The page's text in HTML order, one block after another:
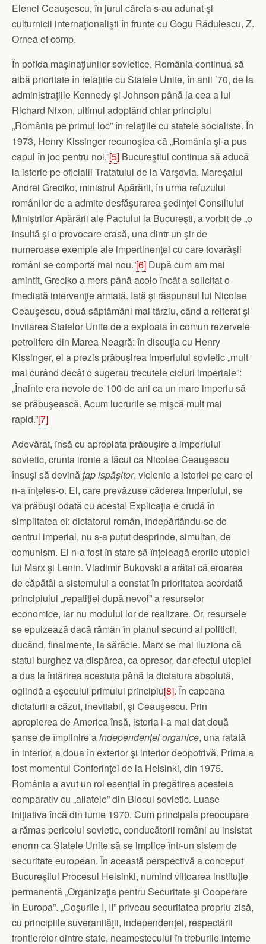
Elenei Ceauşescu, în jurul căreia s-au adunat şi
culturnicii internaţionalişti în frunte cu Gogu Rădulescu, Z.
Ornea et comp.
În pofida maşinaţiunilor sovietice, România continua să
aibă prioritate în relaţiile cu Statele Unite, în anii ’70, de la
administraţiile Kennedy şi Johnson până la cea a lui
Richard Nixon, ultimul adoptând chiar principiul
„România pe primul loc” în relaţiile cu statele socialiste. În
1973, Henry Kissinger recunoştea că „România şi-a pus
capul în joc pentru noi.”[5] Bucureştiul continua să aducă
la isterie pe oficialii Tratatului de la Varşovia. Mareşalul
Andrei Greciko, ministrul Apărării, în urma refuzului
românilor de a admite desfăşurarea şedinţei Consiliului
Miniştrilor Apărării ale Pactului la Bucureşti, a vorbit de „o
insultă şi o provocare crasă, una dintr-un şir de
numeroase exemple ale impertinenţei cu care tovarăşii
români se comportă mai nou.”[6] După cum am mai
amintit, Greciko a mers până acolo încât a solicitat o
imediată intervenţie armată. Iată şi răspunsul lui Nicolae
Ceauşescu, două săptămâni mai târziu, când a reiterat şi
invitarea Statelor Unite de a exploata în comun rezervele
petrolifere din Marea Neagră: în discuţia cu Henry
Kissinger, el a prezis prăbuşirea imperiului sovietic „mult
mai curând decât o sugerau trecutele cicluri imperiale”:
„Înainte era nevoie de 100 de ani ca un mare imperiu să
se prăbuşească. Acum lucrurile se mişcă mult mai
rapid.”[7]
Adevărat, însă cu apropiata prăbuşire a imperiului
sovietic, crunta ironie a făcut ca Nicolae Ceauşescu
însuşi să devinăţap ispăşitor, viclenie a istoriei pe care el
n-a înţeles-o. El, care prevăzuse căderea imperiului, se
va prăbuşi odată cu acesta! Explicaţia e crudă în
simplitatea ei: dictatorul român, îndepărtându-se de
centrul imperial, nu s-a putut desprinde, simultan, de
comunism. El n-a fost în stare să înţeleagă erorile utopiei
lui Marx şi Lenin. Vladimir Bukovski a arătat că eroarea
de căpătâi a sistemului a constat în prioritatea acordată
principiului „repatiţiei după nevoi” a resurselor
economice, iar nu modului lor de realizare. Or, resursele
se epuizează dacă rămân în planul secund al politicii,
ducând, finalmente, la sărăcie. Marx se mai iluziona că
statul burghez va dispărea, ca opresor, dar efectul utopiei
a dus la întărirea acestuia până la dictatura absolută,
oglindă a eşecului primului principiu[8]. În capcana
dictaturii a căzut, inevitabil, şi Ceauşescu. Prin
apropierea de America însă, istoria i-a mai dat două
şanse de împlinire aindependenţei organice, una ratată
în interior, a doua în exterior şi interior deopotrivă. Prima a
fost momentul Conferinţei de la Helsinki, din 1975.
România a avut un rol esenţial în pregătirea acesteia
comparativ cu „aliatele” din Blocul sovietic. Luase
iniţiativa încă din iunie 1970. Cum principala preocupare
a rămas pericolul sovietic, conducătorii români au insistat
enorm ca Statele Unite să se implice într-un sistem de
securitate european. În această perspectivă a conceput
Bucureştiul Procesul Helsinki, numind viitoarea instituţie
permanentă „Organizaţia pentru Securitate şi Cooperare
în Europa”. „Coşurile I, II” priveau securitatea propriu-zisă,
cu principiile suveranităţii, independenţei, respectării
frontierelor dintre state, neamestecului în treburile interne